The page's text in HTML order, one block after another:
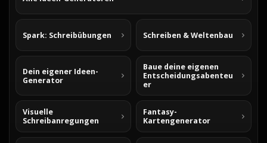
Spark: Schreibübungen Schreiben & Weltenbau
Dein eigener Ideen-
Generator
Baue deine eigenen
Entscheidungsabenteu
er
Visuelle
Schreibanregungen
Fantasy-
Kartengenerator